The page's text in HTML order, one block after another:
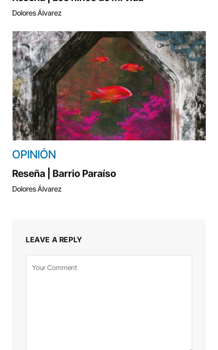
Dolores Álvarez
OPINIÓN
Reseña | Barrio Paraíso
Dolores Álvarez
LEAVE A REPLY